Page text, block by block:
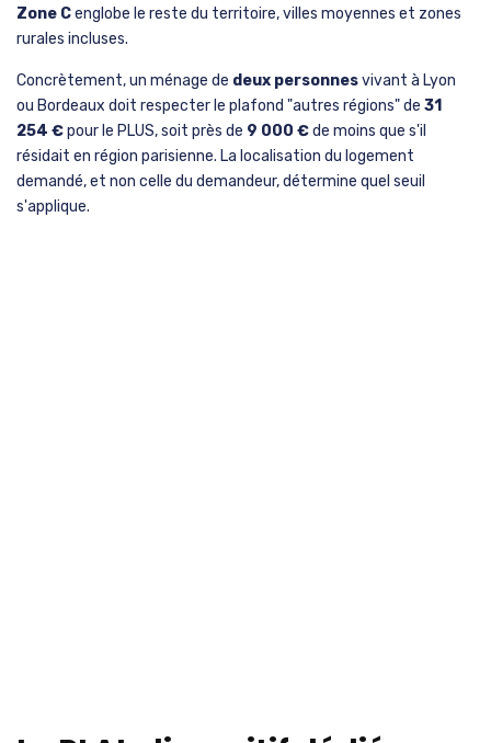
Zone Cenglobe le reste du territoire, villes moyennes et zones
rurales incluses.
Concrètement, un ménage de deux personnesvivant à Lyon
ou Bordeaux doit respecter le plafond "autres régions" de 31
254 €pour le PLUS, soit près de 9 000 €de moins que s'il
résidait en région parisienne. La localisation du logement
demandé, et non celle du demandeur, détermine quel seuil
s'applique.